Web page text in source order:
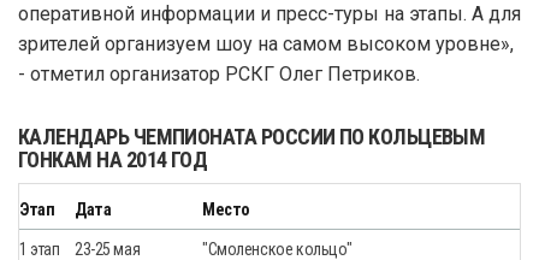
оперативной информации и пресс-туры на этапы. А для
зрителей организуем шоу на самом высоком уровне»,
- отметил организатор РСКГ Олег Петриков.
КАЛЕНДАРЬ ЧЕМПИОНАТА РОССИИ ПО КОЛЬЦЕВЫМ
ГОНКАМ НА 2014 ГОД
Этап Дата Место
1 этап 23-25 мая "Смоленское кольцо"